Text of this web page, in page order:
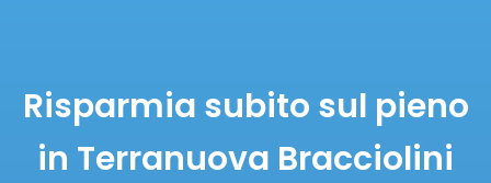
Risparmia subito sul pieno
in Terranuova Bracciolini